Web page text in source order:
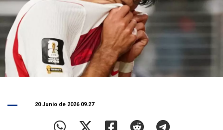
20 Junio de 2026 09.27